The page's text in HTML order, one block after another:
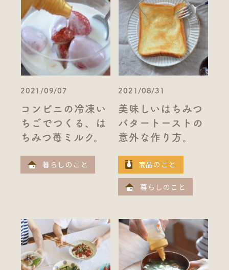
2021/09/07
コンビニの冷凍い
ちごでつくる、は
ちみつ苺ミルク。
暮らしのこと
2021/08/31
美味しいはちみつ
バタートーストの
意外な作り方。
商品のこと
暮らしのこと